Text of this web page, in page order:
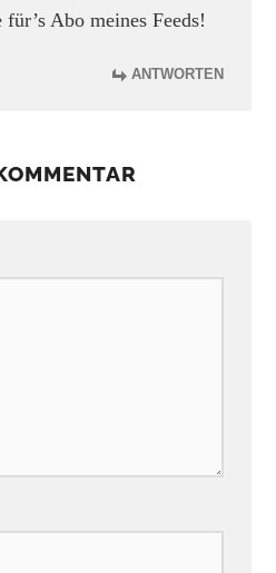
für’s Abo meines Feeds!
ANTWORTEN